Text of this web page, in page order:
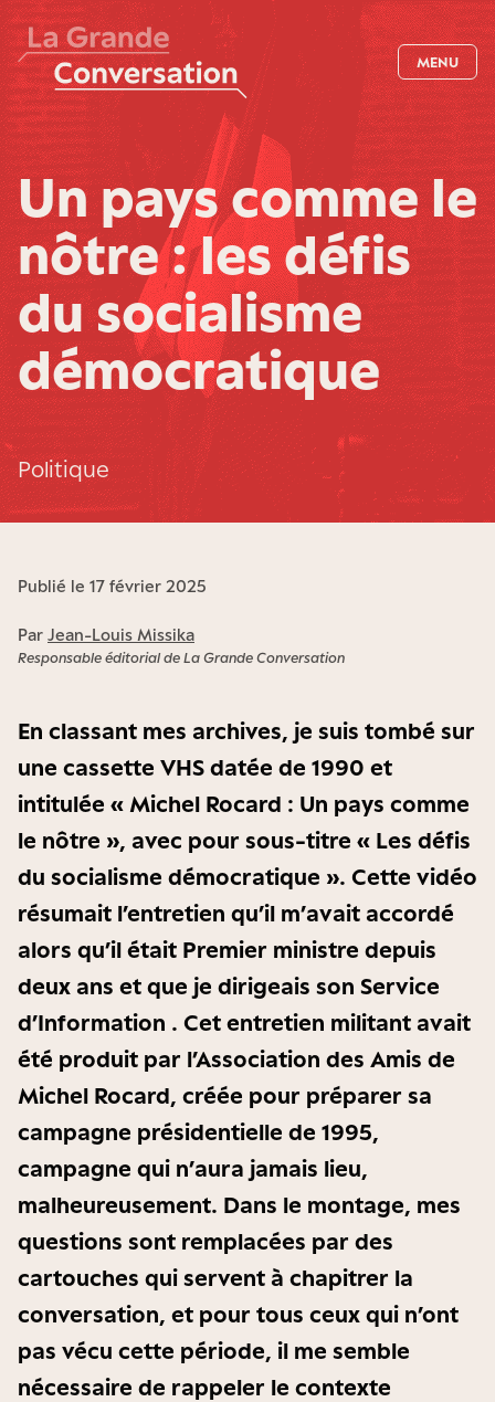
MENU
Un pays comme le
nôtre : les défis
du socialisme
démocratique
Politique
Publié le 17 février 2025
Par Jean-Louis Missika
Responsable éditorial de La Grande Conversation
En classant mes archives, je suis tombé sur
une cassette VHS datée de 1990 et
intitulée « Michel Rocard : Un pays comme
le nôtre », avec pour sous-titre « Les défis
du socialisme démocratique ». Cette vidéo
résumait l’entretien qu’il m’avait accordé
alors qu’il était Premier ministre depuis
deux ans et que je dirigeais son Service
d’Information . Cet entretien militant avait
été produit par l’Association des Amis de
Michel Rocard, créée pour préparer sa
campagne présidentielle de 1995,
campagne qui n’aura jamais lieu,
malheureusement. Dans le montage, mes
questions sont remplacées par des
cartouches qui servent à chapitrer la
conversation, et pour tous ceux qui n’ont
pas vécu cette période, il me semble
nécessaire de rappeler le contexte